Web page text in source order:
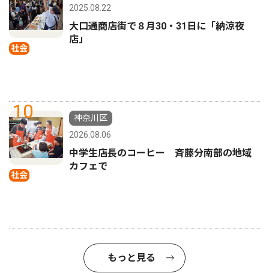
社会
2025.08.22
大口通商店街で８月30・31日に「納涼夜
店」
10
社会
神奈川区
2026.08.06
中学生店長のコーヒー 斉藤分南部の地域
カフェで
もっと見る